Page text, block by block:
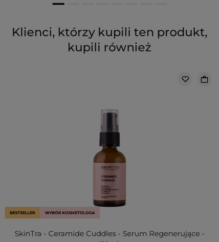
Klienci, którzy kupili ten produkt,
kupili również
BESTSELLER WYBÓR KOSMETOLOGA
SkinTra - Ceramide Cuddles - Serum Regenerujące -